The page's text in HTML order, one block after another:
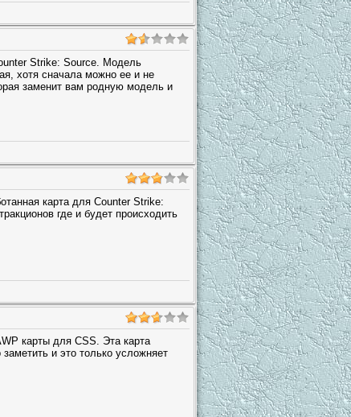
Strike: Source. Модель
хотя сначала можно ее и не
заменит вам родную модель и
карта для Counter Strike:
где и будет происходить
карты для CSS. Эта карта
и это только усложняет